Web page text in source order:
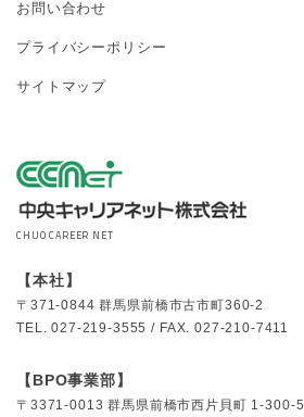
CHUO CAREER NET
【本社】
〒371-0844 群馬県前橋市古市町360-2
TEL. 027-219-3555 / FAX. 027-210-7411
【BPO事業部】
〒3371-0013 群馬県前橋市西片貝町 1-300-5
お問い合わせ
プライバシーポリシー
サイトマップ